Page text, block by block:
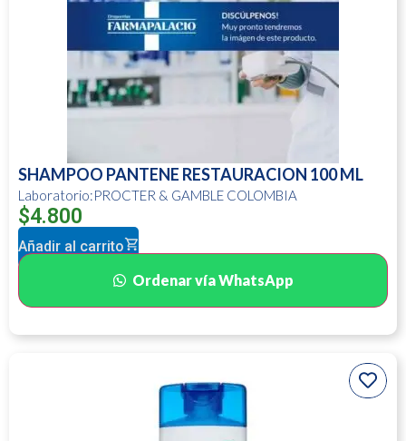
SHAMPOO PANTENE RESTAURACION 100 ML
Laboratorio:PROCTER & GAMBLE COLOMBIA
$4.800
Añadir al carrito
Ordenar vía WhatsApp